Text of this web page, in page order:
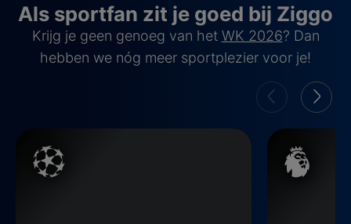
Als sportfan zit je goed bij Ziggo
Krijg je geen genoeg van het WK 2026? Dan
hebben we nóg meer sportplezier voor je!
Premier